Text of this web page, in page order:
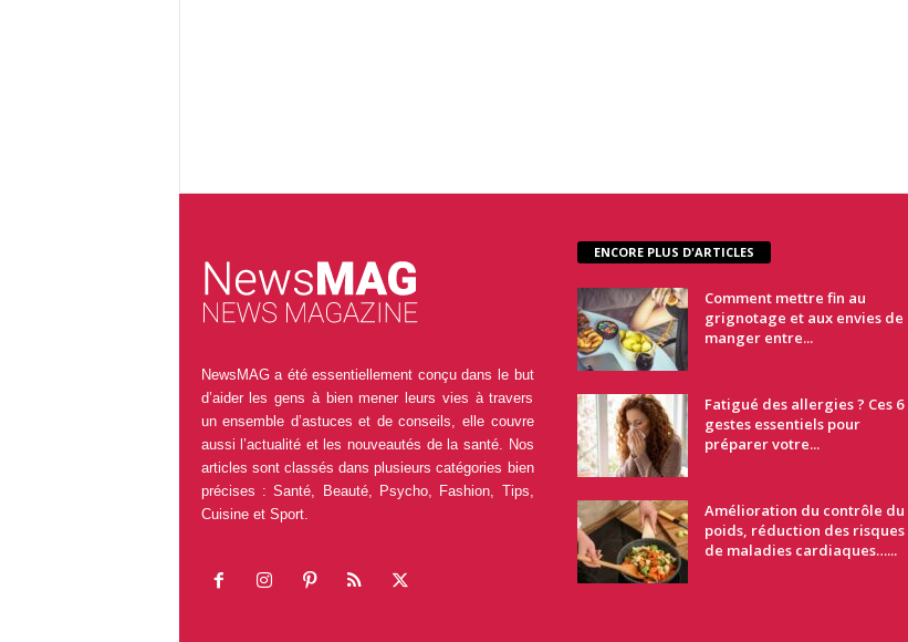
NewsMAG a été essentiellement conçu dans le but
d’aider les gens à bien mener leurs vies à travers
un ensemble d’astuces et de conseils, elle couvre
aussi l’actualité et les nouveautés de la santé. Nos
articles sont classés dans plusieurs catégories bien
précises : Santé, Beauté, Psycho, Fashion, Tips,
Cuisine et Sport.
ENCORE PLUS D'ARTICLES
Comment mettre fin au
grignotage et aux envies de
manger entre...
Fatigué des allergies ? Ces 6
gestes essentiels pour
préparer votre...
Amélioration du contrôle du
poids, réduction des risques
de maladies cardiaques…...